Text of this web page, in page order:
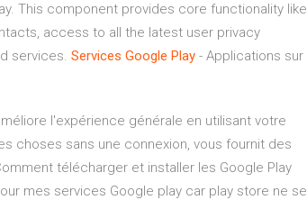
This component provides core functionality like
access to all the latest user privacy
services. Services Google Play - Applications sur
l'expérience générale en utilisant votre
choses sans une connexion, vous fournit des
télécharger et installer les Google Play
mes services Google play car play store ne se